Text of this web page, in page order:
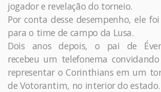
jogador e revelação do torneio.
Por conta desse desempenho, ele
para o time de campo da Lusa.
Dois anos depois, o pai de
recebeu um telefonema
representar o Corinthians em um
de Votorantim, no interior do estado.